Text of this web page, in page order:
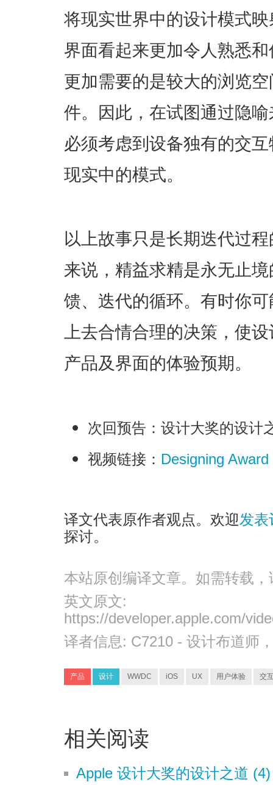
将现实世界中的设计模式
界面看起来更加令人熟悉
更加需要的是较大的浏览
件。因此，在试图通过隐
必须考虑到设备独有的交
现实中的模式。
以上故事只是长期迭代过
来说，精益求精是永无止
馈、迭代的循环。有时你
上去合情合理的决策，使
产品及界面的体验预期。
次回预告：设计大奖的设计
视频链接： Designing
译文代表原作者观点。欢迎发表
探讨。
本站原创编译文章。如需转载
英文原文:
https://developer.apple.com/
译者信息: C7210 - 设计布道师
产品 设计 WWDC iOS UX 用户体验 交
相关阅读
Apple 设计大奖的设计之道